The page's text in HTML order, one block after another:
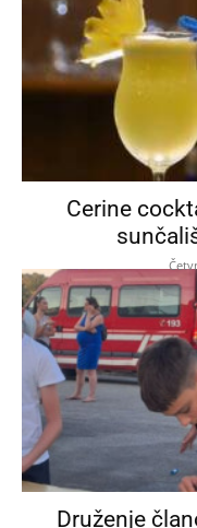
Cerine
Druženje